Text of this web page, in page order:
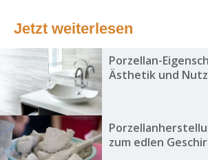
Jetzt weiterlesen
Porzellan-
Ästhetik und
zum edlen